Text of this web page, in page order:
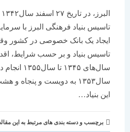
البرز، در تاریخ
تاسیس بنیاد فرهنگی البرز با سرمایه‌‌‌‌‌ای
ایجاد یک بانک خصوصی در کشور وقف کرد
تاسیس بنیاد و بر حسب شرایط،
سال‌های ۱۳۴۵ تا سال‌۱۳۵۵
سال‌۱۳۵۳ به دویست و پنجاه و
‌این بنیاد…
برچسب و دسته بندی های مرتبط به این مقاله: